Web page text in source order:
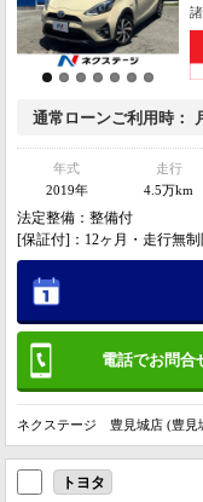
通常ローンご利用時
年式
2019年
走行
4.5万km
法定整備：整備付
[保証付]：12ヶ月・走行無制
電話でお問合
ネクステージ 豊見城店 (豊見
トヨタ